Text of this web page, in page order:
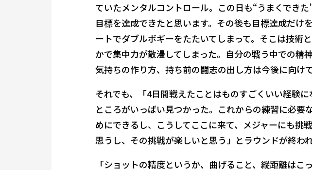
ていたメンタルコントロール。この日も“うまくでき
目標を達成できたと思います。その後も目標達成だけ
ートでダブルボギーをたたいてしまって。そこは技術
かで集中力が散漫してしまった。自分の戦う中での精
気持ちの作り方、持ち前の闘志の出し方は今後に向け
それでも、「4日間戦えたことはものすごくいい経験
ところがいっぱい見つかった。これからの練習に必要
めにできるし、こうしてここに来て、メジャーにも挑
思うし、その挑戦が楽しいと思う」とラウンドが終わ
「ショットの精度というか、曲げること、縦距離は